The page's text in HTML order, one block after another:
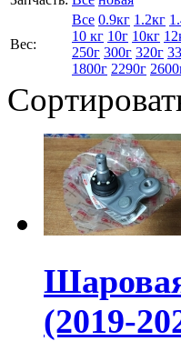
Вес:
Все 0.9кг 1.2кг
10 кг 10г 10кг
250г 300г 320г
1800г 2290г
(2019-